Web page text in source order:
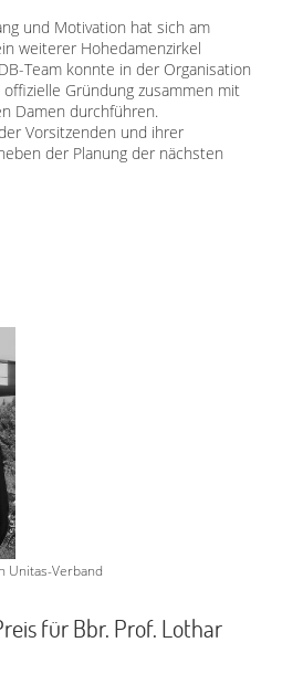
und Motivation hat sich am
weiterer Hohedamenzirkel
Team konnte in der Organisation
Gründung zusammen mit
Damen durchführen.
Vorsitzenden und ihrer
der Planung der nächsten
Unitas-Verband
für Bbr. Prof. Lothar